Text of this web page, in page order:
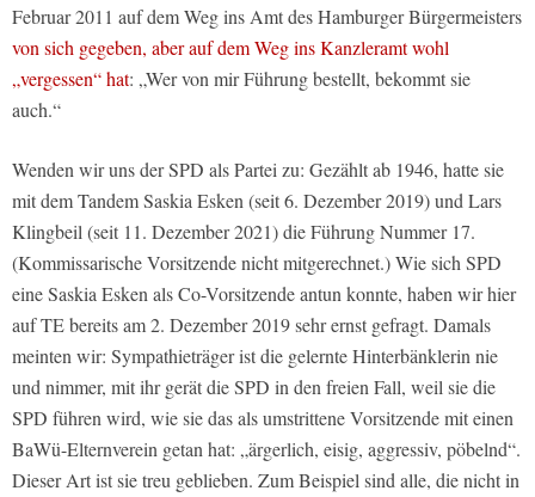
Februar 2011 auf dem Weg ins Amt des Hamburger Bürgermeisters
von sich gegeben, aber auf dem Weg ins Kanzleramt wohl
„vergessen“ hat: „Wer von mir Führung bestellt, bekommt sie
auch.“
Wenden wir uns der SPD als Partei zu: Gezählt ab 1946, hatte sie
mit dem Tandem Saskia Esken (seit 6. Dezember 2019) und Lars
Klingbeil (seit 11. Dezember 2021) die Führung Nummer 17.
(Kommissarische Vorsitzende nicht mitgerechnet.) Wie sich SPD
eine Saskia Esken als Co-Vorsitzende antun konnte, haben wir hier
auf TE bereits am 2. Dezember 2019 sehr ernst gefragt. Damals
meinten wir: Sympathieträger ist die gelernte Hinterbänklerin nie
und nimmer, mit ihr gerät die SPD in den freien Fall, weil sie die
SPD führen wird, wie sie das als umstrittene Vorsitzende mit einen
BaWü-Elternverein getan hat: „ärgerlich, eisig, aggressiv, pöbelnd“.
Dieser Art ist sie treu geblieben. Zum Beispiel sind alle, die nicht in